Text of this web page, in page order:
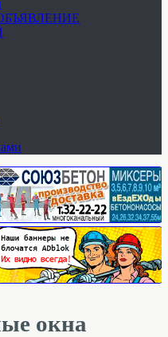
окна